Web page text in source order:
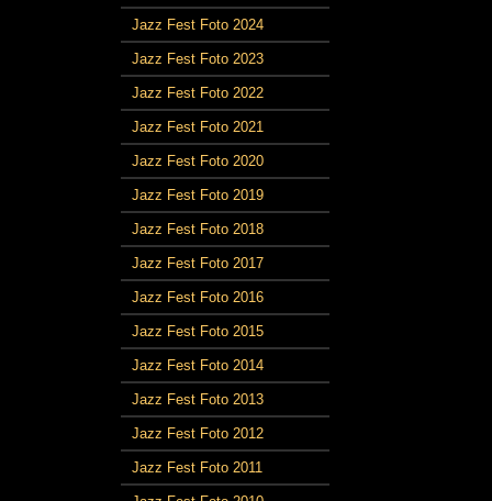
Jazz Fest Foto 2024
Jazz Fest Foto 2023
Jazz Fest Foto 2022
Jazz Fest Foto 2021
Jazz Fest Foto 2020
Jazz Fest Foto 2019
Jazz Fest Foto 2018
Jazz Fest Foto 2017
Jazz Fest Foto 2016
Jazz Fest Foto 2015
Jazz Fest Foto 2014
Jazz Fest Foto 2013
Jazz Fest Foto 2012
Jazz Fest Foto 2011